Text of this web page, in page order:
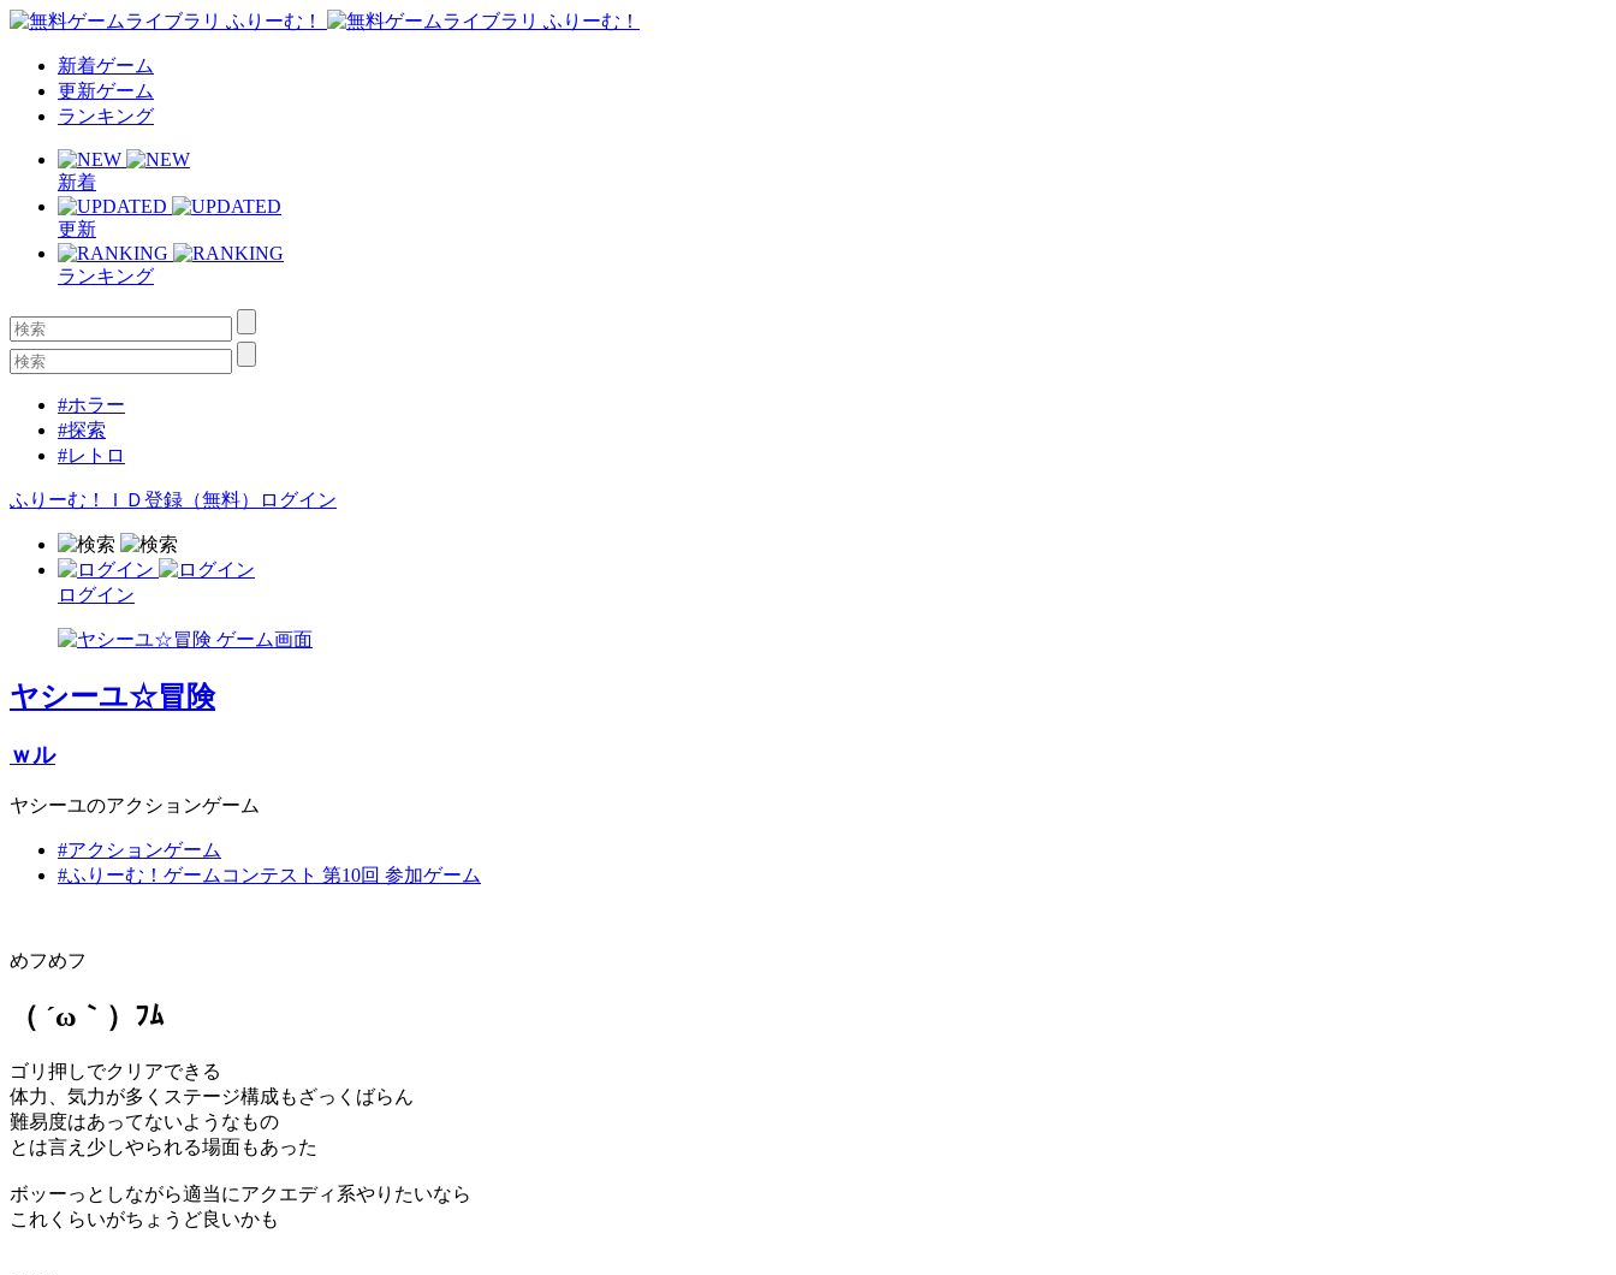
新着ゲーム
更新ゲーム
ランキング
新着
更新
ランキング
#ホラー
#探索
#レトロ
ふりーむ！ＩＤ登録（無料） ログイン
ログイン
ヤシーユ☆冒険
ｗル
ヤシーユのアクションゲーム
#アクションゲーム
#ふりーむ！ゲームコンテスト 第10回 参加ゲーム
めフめフ
（ ´ω｀）ﾌﾑ
ゴリ押しでクリアできる
体力、気力が多くステージ構成もざっくばらん
難易度はあってないようなもの
とは言え少しやられる場面もあった
ボッーっとしながら適当にアクエディ系やりたいなら
これくらいがちょうど良いかも